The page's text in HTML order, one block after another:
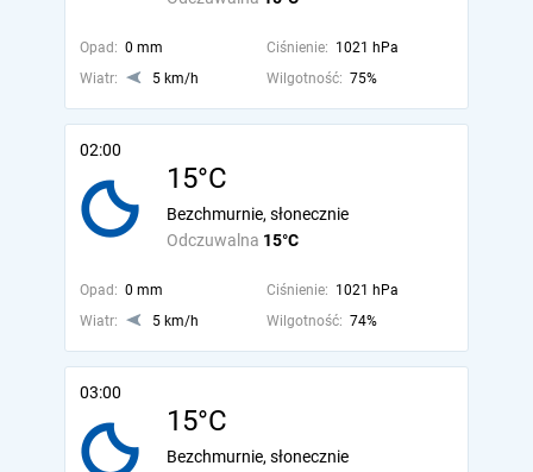
Opad: 0 mm Ciśnienie: 1021 hPa
Wiatr:
5 km/h Wilgotność: 75%
02:00
15°C
Odczuwalna 15°C
Bezchmurnie, słonecznie
Opad: 0 mm Ciśnienie: 1021 hPa
Wiatr:
5 km/h Wilgotność: 74%
03:00
15°C
Bezchmurnie, słonecznie